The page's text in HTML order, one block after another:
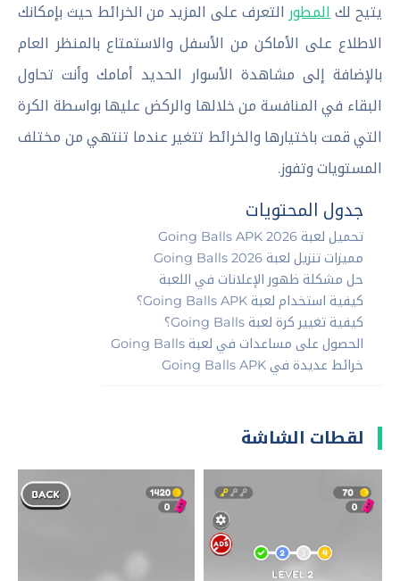
يتيح لك المطور التعرف على المزيد من الخرائط حيث بإمكانك
الاطلاع على الأماكن من الأسفل والاستمتاع بالمنظر العام
بالإضافة إلى مشاهدة الأسوار الحديد أمامك وأنت تحاول
البقاء في المنافسة من خلالها والركض عليها بواسطة الكرة
التي قمت باختيارها والخرائط تتغير عندما تنتهي من مختلف
المستويات وتفوز.
جدول المحتويات
تحميل لعبة Going Balls APK 2026
مميزات تنزيل لعبة Going Balls 2026
حل مشكلة ظهور الإعلانات في اللعبة
كيفية استخدام لعبة Going Balls APK؟
كيفية تغيير كرة لعبة Going Balls؟
الحصول على مساعدات في لعبة Going Balls
خرائط عديدة في Going Balls APK
لقطات الشاشة